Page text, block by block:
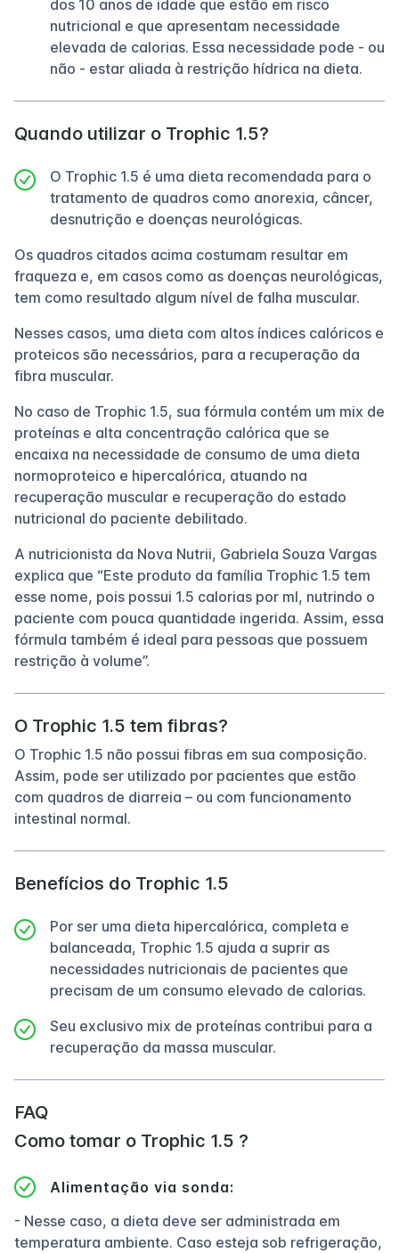
dos 10 anos de idade que estão em risco
nutricional e que apresentam necessidade
elevada de calorias. Essa necessidade pode - ou
não - estar aliada à restrição hídrica na dieta.
Quando utilizar o Trophic 1.5?
O Trophic 1.5 é uma dieta recomendada para o
tratamento de quadros como anorexia, câncer,
desnutrição e doenças neurológicas.
Os quadros citados acima costumam resultar em
fraqueza e, em casos como as doenças neurológicas,
tem como resultado algum nível de falha muscular.
Nesses casos, uma dieta com altos índices calóricos e
proteicos são necessários, para a recuperação da
fibra muscular.
No caso de Trophic 1.5, sua fórmula contém um mix de
proteínas e alta concentração calórica que se
encaixa na necessidade de consumo de uma dieta
normoproteico e hipercalórica, atuando na
recuperação muscular e recuperação do estado
nutricional do paciente debilitado.
A nutricionista da Nova Nutrii, Gabriela Souza Vargas
explica que “Este produto da família Trophic 1.5 tem
esse nome, pois possui 1.5 calorias por ml, nutrindo o
paciente com pouca quantidade ingerida. Assim, essa
fórmula também é ideal para pessoas que possuem
restrição à volume”.
O Trophic 1.5 tem fibras?
O Trophic 1.5 não possui fibras em sua composição.
Assim, pode ser utilizado por pacientes que estão
com quadros de diarreia – ou com funcionamento
intestinal normal.
Benefícios do Trophic 1.5
Por ser uma dieta hipercalórica, completa e
balanceada, Trophic 1.5 ajuda a suprir as
necessidades nutricionais de pacientes que
precisam de um consumo elevado de calorias.
Seu exclusivo mix de proteínas contribui para a
recuperação da massa muscular.
FAQ
Como tomar o Trophic 1.5 ?
Alimentação via sonda:
- Nesse caso, a dieta deve ser administrada em
temperatura ambiente. Caso esteja sob refrigeração,